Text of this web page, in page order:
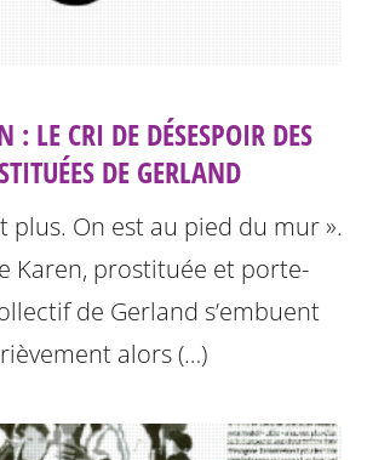
: LE CRI DE DÉSESPOIR DES
DE GERLAND
plus. On est au pied du mur ».
Karen, prostituée et porte-
de Gerland s’embuent
alors (…)